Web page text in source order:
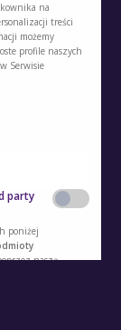
na
treści
możemy
profile naszych
Serwisie
party
poniżej
naszą
bezpośrednio
przeglądarki i